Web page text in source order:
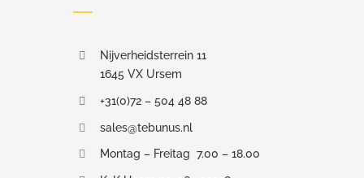
Nijverheidsterrein 11
1645 VX Ursem
+31(0)72 – 504 48 88
sales@tebunus.nl
Montag – Freitag 7.00 – 18.00